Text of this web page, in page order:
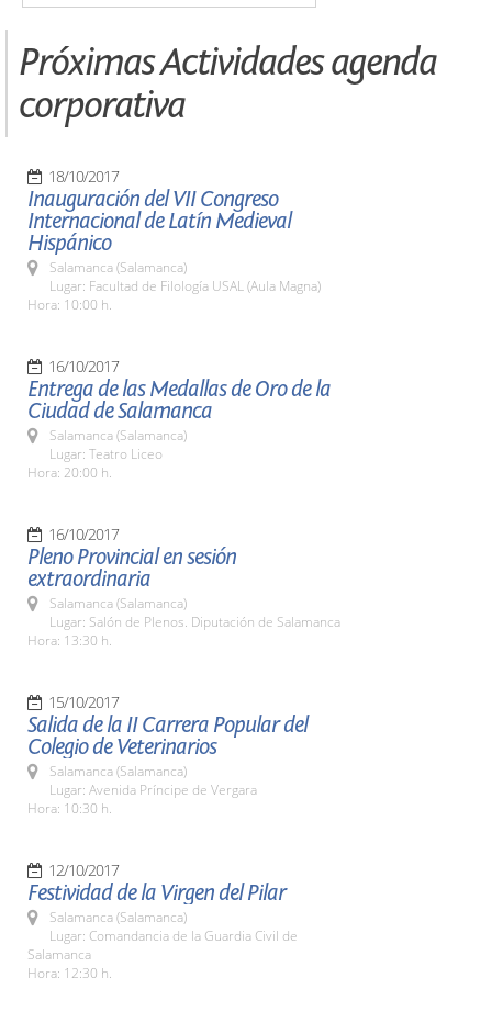
Próximas Actividades agenda
corporativa
18/10/2017
Inauguración del VII Congreso
Internacional de Latín Medieval
Hispánico
Salamanca (Salamanca)
Lugar: Facultad de Filología USAL (Aula Magna)
Hora: 10:00 h.
16/10/2017
Entrega de las Medallas de Oro de la
Ciudad de Salamanca
Salamanca (Salamanca)
Lugar: Teatro Liceo
Hora: 20:00 h.
16/10/2017
Pleno Provincial en sesión
extraordinaria
Salamanca (Salamanca)
Lugar: Salón de Plenos. Diputación de Salamanca
Hora: 13:30 h.
15/10/2017
Salida de la II Carrera Popular del
Colegio de Veterinarios
Salamanca (Salamanca)
Lugar: Avenida Príncipe de Vergara
Hora: 10:30 h.
12/10/2017
Festividad de la Virgen del Pilar
Salamanca (Salamanca)
Lugar: Comandancia de la Guardia Civil de
Salamanca
Hora: 12:30 h.